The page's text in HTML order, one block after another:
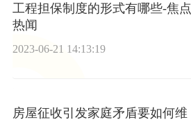
工程担保制度的形式有哪些-焦点
热闻
2023-06-21 14:13:19
房屋征收引发家庭矛盾要如何维